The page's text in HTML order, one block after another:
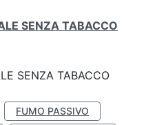
SENZA TABACCO
SENZA TABACCO
FUMO PASSIVO